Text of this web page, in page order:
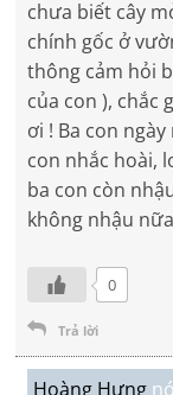
chưa biết cây
chính gốc ở
thông cảm hỏi
của con ), chắc
ơi ! Ba con
con nhắc hoài,
ba con còn
không nhậu
0
Trả lời
Hoàng Hưng